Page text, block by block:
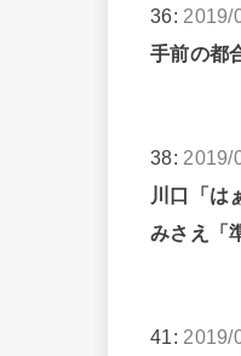
36: 2019/
手前の都
38: 2019/
川口「は
みさえ「
41: 2019/